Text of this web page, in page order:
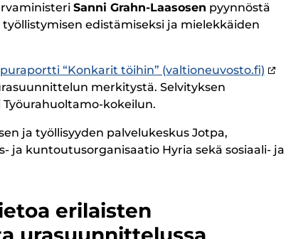
Sanni Grahn-Laasosen pyynnöstä
edistämiseksi ja mielekkäiden
“Konkarit töihin” (valtioneuvosto.fi)
merkitystä. Selvityksen
kokeilun.
ja työllisyyden palvelukeskus Jotpa,
ja kuntoutusorganisaatio Hyria sekä sosiaali- ja
erilaisten